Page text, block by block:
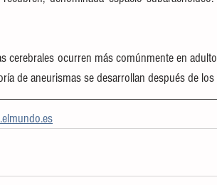
cerebrales ocurren más comúnmente en
de aneurismas se desarrollan después de